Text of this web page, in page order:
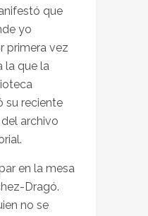
que
yo
primera vez
la que la
su reciente
archivo
en la mesa
Dragó.
no se